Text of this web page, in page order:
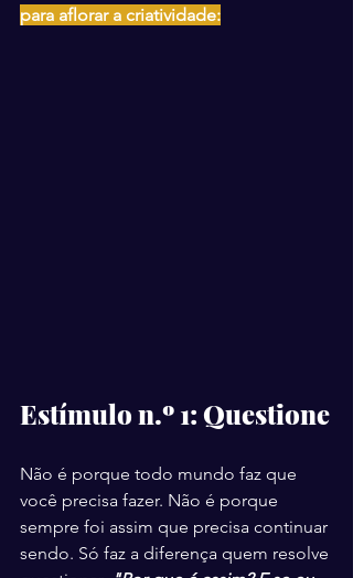
para aflorar a criatividade:
Estímulo n.º 1: Questione
Não é porque todo mundo faz que
você precisa fazer. Não é porque
sempre foi assim que precisa continuar
sendo. Só faz a diferença quem resolve